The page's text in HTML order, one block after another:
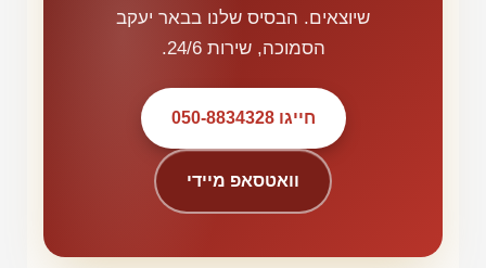
שיוצאים. הבסיס שלנו בבאר יעקב
הסמוכה, שירות 24/6.
חייגו 050-8834328
וואטסאפ מיידי